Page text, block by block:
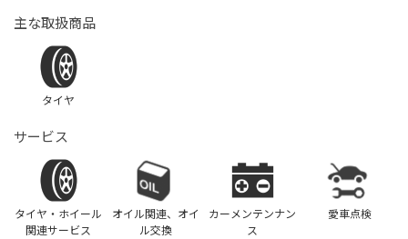
主な取扱商品
タイヤ
サービス
タイヤ・ホイール
関連サービス
オイル関連、オイ
ル交換
カーメンテンナン
ス
愛車点検